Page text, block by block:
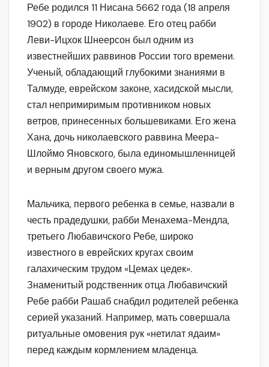
Ребе родился 11 Нисана 5662 года (18 апреля
1902) в городе Николаеве. Его отец рабби
Леви-Ицхок Шнеерсон был одним из
известнейших раввинов России того времени.
Ученый, обладающий глубокими знаниями в
Талмуде, еврейском законе, хасидской мысли,
стал непримиримым противником новых
ветров, принесенных большевиками. Его жена
Хана, дочь николаевского раввина Меера-
Шлоймо Яновского, была единомышленницей
и верным другом своего мужа.
Мальчика, первого ребенка в семье, назвали в
честь прадедушки, рабби Менахема-Мендла,
третьего Любавичского Ребе, широко
известного в еврейских кругах своим
галахическим трудом «Цемах цедек».
Знаменитый родственник отца Любавичский
Ребе рабби Рашаб снабдил родителей ребенка
серией указаний. Например, мать совершала
ритуальные омовения рук «нетилат ядаим»
перед каждым кормлением младенца.